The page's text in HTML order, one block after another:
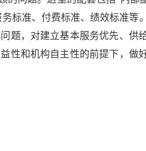
标准、付费标准、绩效标准等
题，对建立基本服务优先、供
性和机构自主性的前提下，做